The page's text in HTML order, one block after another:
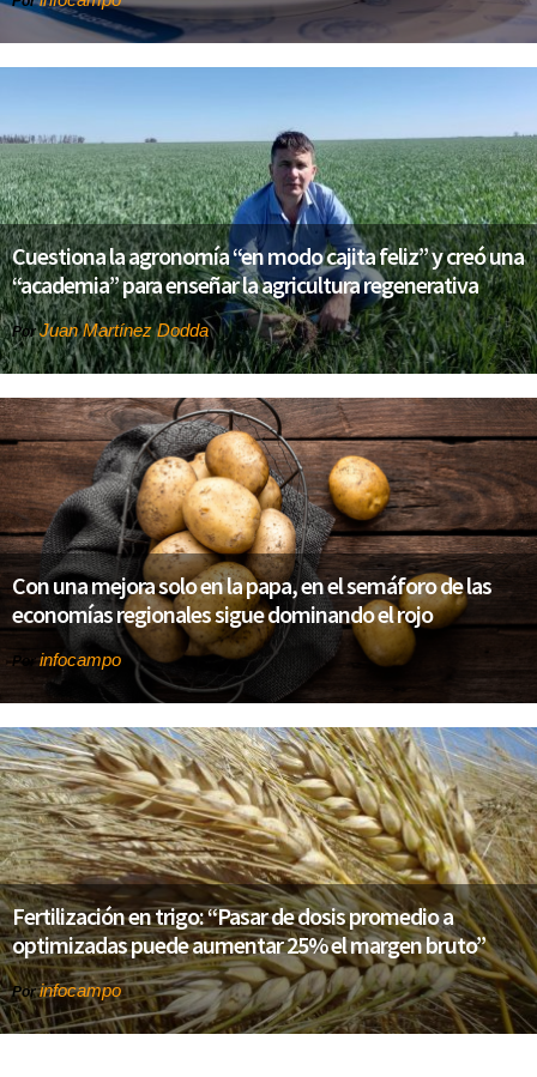
Cuestiona la agronomía “en modo cajita feliz” y creó una
“academia” para enseñar la agricultura regenerativa
PorJuan Martínez Dodda
Con una mejora solo en la papa, en el semáforo de las
economías regionales sigue dominando el rojo
Porinfocampo
Fertilización en trigo: “Pasar de dosis promedio a
optimizadas puede aumentar 25% el margen bruto”
Porinfocampo